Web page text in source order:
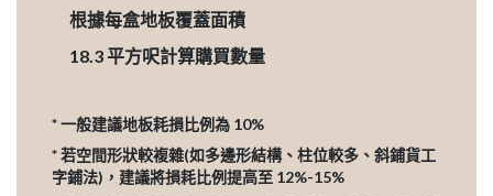
根據每盒地板覆蓋面積
18.3平方呎計算購買數量
* 一般建議地板耗損比例為 10%
* 若空間形狀較複雜(如多邊形結構、柱位較多、斜鋪貨工
字鋪法)，建議將損耗比例提高至 12%-15%